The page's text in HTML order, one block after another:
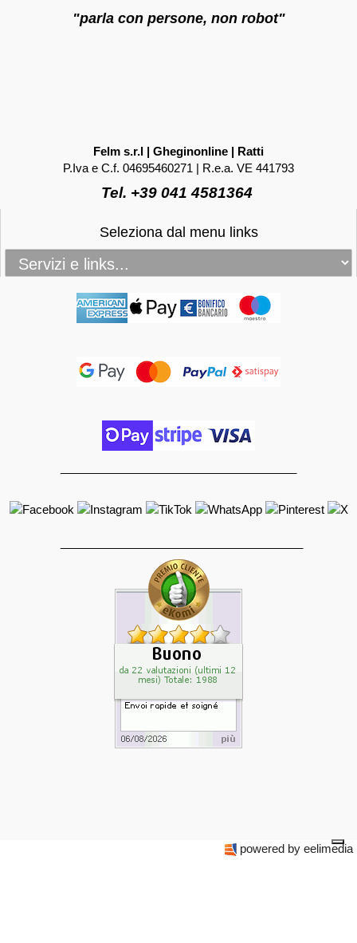
"parla con persone, non robot"
Felm s.r.l | Gheginonline | Ratti
P.Iva e C.f. 04695460271 | R.e.a. VE 441793
Tel. +39 041 4581364
Seleziona dal menu links
powered by eelimedia